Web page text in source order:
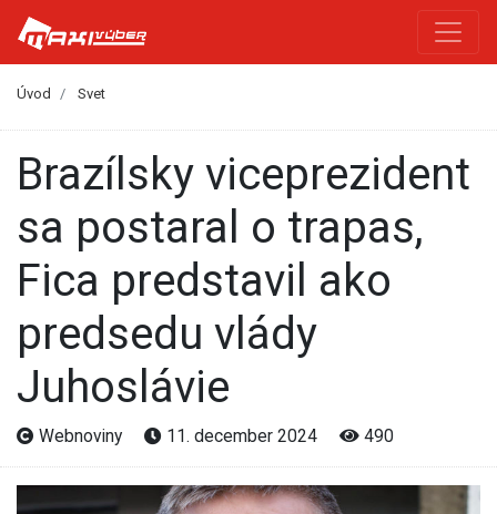
Úvod Svet
Brazílsky viceprezident
sa postaral o trapas,
Fica predstavil ako
predsedu vlády
Juhoslávie
Webnoviny 11. december 2024 490